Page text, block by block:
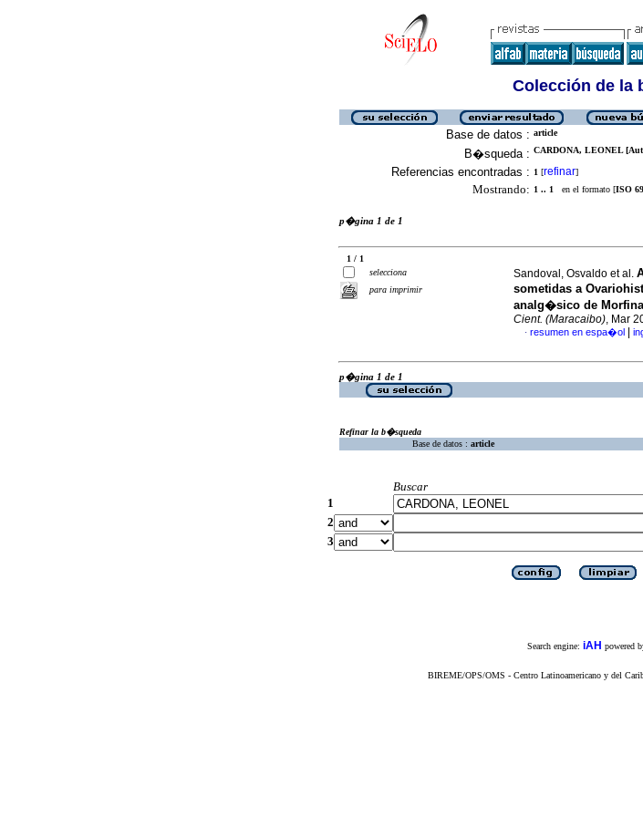
Colección de la
Base de datos : article
B�squeda : CARDONA, LEONEL
Referencias encontradas : 1 [refinar]
Mostrando: 1 .. 1 en el formato [ISO
p�gina 1 de 1
1 / 1
selecciona
para imprimir
Sandoval, Osvaldo et al.
sometidas a
analg�sico de
Cient. (Maracaibo), Mar
· resumen en espa�ol
p�gina 1 de 1
Refinar la b�squeda
Base de datos : article
Buscar
1
2
3
Search engine: iAH powered
BIREME/OPS/OMS - Centro Latinoamericano y del